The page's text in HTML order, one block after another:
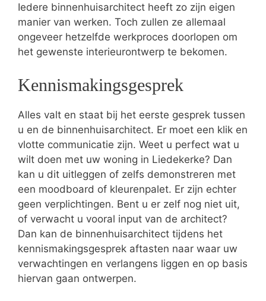
Iedere binnenhuisarchitect heeft zo zijn eigen
manier van werken. Toch zullen ze allemaal
ongeveer hetzelfde werkproces doorlopen om
het gewenste interieurontwerp te bekomen.
Kennismakingsgesprek
Alles valt en staat bij het eerste gesprek tussen
u en de binnenhuisarchitect. Er moet een klik en
vlotte communicatie zijn. Weet u perfect wat u
wilt doen met uw woning in Liedekerke? Dan
kan u dit uitleggen of zelfs demonstreren met
een moodboard of kleurenpalet. Er zijn echter
geen verplichtingen. Bent u er zelf nog niet uit,
of verwacht u vooral input van de architect?
Dan kan de binnenhuisarchitect tijdens het
kennismakingsgesprek aftasten naar waar uw
verwachtingen en verlangens liggen en op basis
hiervan gaan ontwerpen.